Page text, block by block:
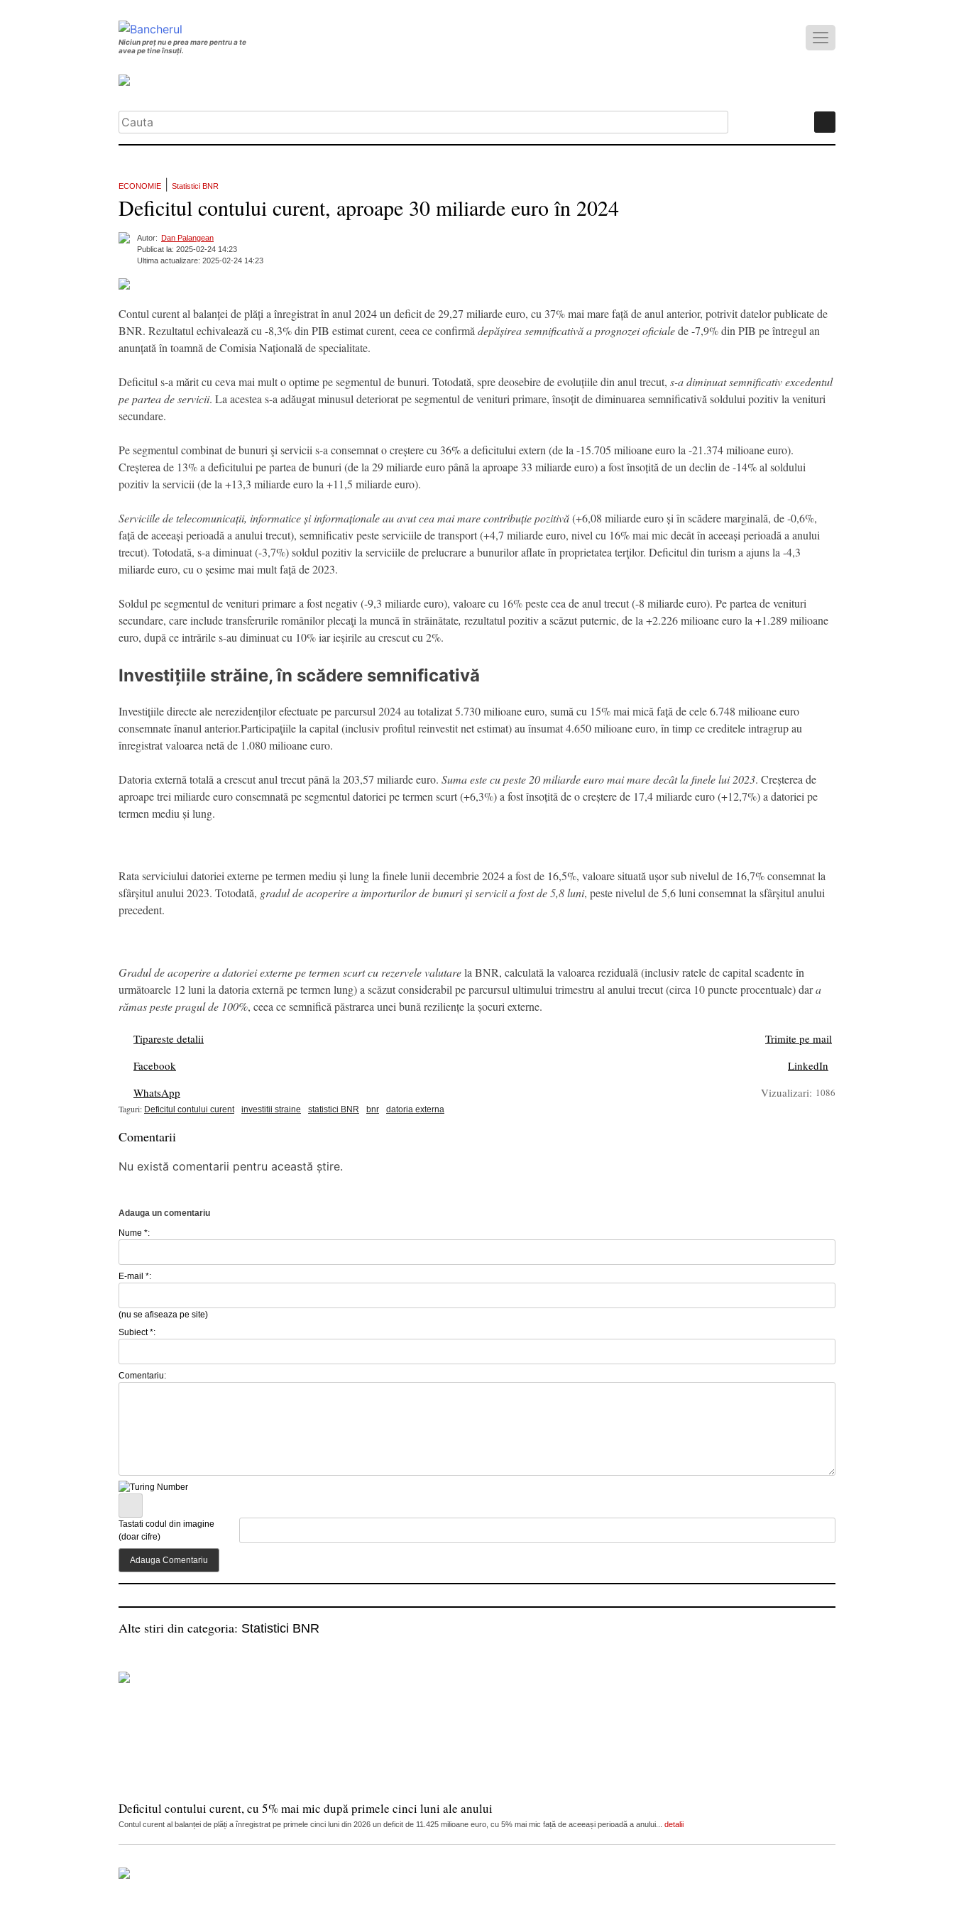
Niciun preț nu e prea mare pentru a te
avea pe tine însuți.
ECONOMIE Statistici BNR
Deficitul contului curent, aproape 30 miliarde euro în 2024
Autor: Dan Palangean
Publicat la: 2025-02-24 14:23
Ultima actualizare: 2025-02-24 14:23
Contul curent al balanței de plăți a înregistrat în anul 2024 un deficit de 29,27 miliarde euro, cu 37% mai mare față de anul anterior, potrivit datelor publicate de
BNR. Rezultatul echivalează cu -8,3% din PIB estimat curent, ceea ce confirmă depășirea semnificativă a prognozei oficialede -7,9% din PIB pe întregul an
anunțată în toamnă de Comisia Națională de specialitate.
Deficitul s-a mărit cu ceva mai mult o optime pe segmentul de bunuri. Totodată, spre deosebire de evoluțiile din anul trecut, s-a diminuat semnificativ excedentul
pe partea de servicii. La acestea s-a adăugat minusul deteriorat pe segmentul de venituri primare, însoțit de diminuarea semnificativă soldului pozitiv la venituri
secundare.
Pe segmentul combinat de bunuri şi servicii s-a consemnat o creștere cu 36% a deficitului extern (de la -15.705 milioane euro la -21.374 milioane euro).
Creșterea de 13% a deficitului pe partea de bunuri (de la 29 miliarde euro până la aproape 33 miliarde euro) a fost însoțită de un declin de -14% al soldului
pozitiv la servicii (de la +13,3 miliarde euro la +11,5 miliarde euro).
Serviciile de telecomunicații, informatice și informaționale au avut cea mai mare contribuție pozitivă(+6,08 miliarde euro și în scădere marginală, de -0,6%,
față de aceeași perioadă a anului trecut), semnificativ peste serviciile de transport (+4,7 miliarde euro, nivel cu 16% mai mic decât în aceeași perioadă a anului
trecut). Totodată, s-a diminuat (-3,7%) soldul pozitiv la serviciile de prelucrare a bunurilor aflate în proprietatea terţilor. Deficitul din turism a ajuns la -4,3
miliarde euro, cu o șesime mai mult față de 2023.
Soldul pe segmentul de venituri primare a fost negativ (-9,3 miliarde euro), valoare cu 16% peste cea de anul trecut (-8 miliarde euro). Pe partea de venituri
secundare, care include transferurile românilor plecaţi la muncă în străinătate, rezultatul pozitiv a scăzut puternic, de la +2.226 milioane euro la +1.289 milioane
euro, după ce intrările s-au diminuat cu 10% iar ieșirile au crescut cu 2%.
Investițiile străine, în scădere semnificativă
Investițiile directe ale nerezidenților efectuate pe parcursul 2024 au totalizat 5.730 milioane euro, sumă cu 15% mai mică față de cele 6.748 milioane euro
consemnate înanul anterior.Participaţiile la capital (inclusiv profitul reinvestit net estimat) au însumat 4.650 milioane euro, în timp ce creditele intragrup au
înregistrat valoarea netă de 1.080 milioane euro.
Datoria externă totală a crescut anul trecut până la 203,57 miliarde euro. Suma este cu peste 20 miliarde euro mai mare decât la finele lui 2023. Creșterea de
aproape trei miliarde euro consemnată pe segmentul datoriei pe termen scurt (+6,3%) a fost însoțită de o creștere de 17,4 miliarde euro (+12,7%) a datoriei pe
termen mediu și lung.
Rata serviciului datoriei externe pe termen mediu și lung la finele lunii decembrie 2024 a fost de 16,5%, valoare situată ușor sub nivelul de 16,7% consemnat la
sfârșitul anului 2023. Totodată, gradul de acoperire a importurilor de bunuri și servicii a fost de 5,8 luni, peste nivelul de 5,6 luni consemnat la sfârșitul anului
precedent.
Gradul de acoperire a datoriei externe pe termen scurt cu rezervele valutarela BNR, calculată la valoarea reziduală (inclusiv ratele de capital scadente în
următoarele 12 luni la datoria externă pe termen lung) a scăzut considerabil pe parcursul ultimului trimestru al anului trecut (circa 10 puncte procentuale) dara
rămas peste pragul de 100%, ceea ce semnifică păstrarea unei bună reziliențe la șocuri externe.
Tipareste detalii
Trimite pe mail
Facebook
LinkedIn
WhatsApp
Vizualizari: 1086
Taguri: Deficitul contului curent investitii straine statistici BNR bnr datoria externa
Comentarii
Nu există comentarii pentru această știre.
Adauga un comentariu
Nume *:
E-mail *:
(nu se afiseaza pe site)
Subiect *:
Comentariu:
Tastati codul din imagine
(doar cifre)
Alte stiri din categoria: Statistici BNR
Deficitul contului curent, cu 5% mai mic după primele cinci luni ale anului
Contul curent al balanței de plăți a înregistrat pe primele cinci luni din 2026 un deficit de 11.425 milioane euro, cu 5% mai mic față de aceeași perioadă a anului... detalii